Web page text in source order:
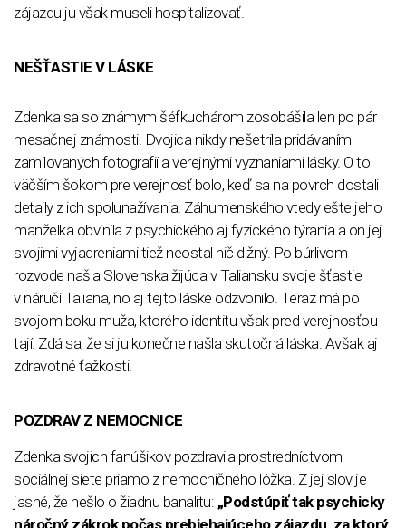
zájazdu ju však museli hospitalizovať.
NEŠŤASTIE V LÁSKE
Zdenka sa so známym šéfkuchárom zosobášila len po pár
mesačnej známosti. Dvojica nikdy nešetrila pridávaním
zamilovaných fotografií a verejnými vyznaniami lásky. O to
väčším šokom pre verejnosť bolo, keď sa na povrch dostali
detaily z ich spolunažívania. Záhumenského vtedy ešte jeho
manželka obvinila z psychického aj fyzického týrania a on jej
svojimi vyjadreniami tiež neostal nič dlžný. Po búrlivom
rozvode našla Slovenska žijúca v Taliansku svoje šťastie
v náručí Taliana, no aj tejto láske odzvonilo. Teraz má po
svojom boku muža, ktorého identitu však pred verejnosťou
tají. Zdá sa, že si ju konečne našla skutočná láska. Avšak aj
zdravotné ťažkosti.
POZDRAV Z NEMOCNICE
Zdenka svojich fanúšikov pozdravila prostredníctvom
sociálnej siete priamo z nemocničného lôžka. Z jej slov je
jasné, že nešlo o žiadnu banalitu: „Podstúpiť tak psychicky
náročný zákrok počas prebiehajúceho zájazdu, za ktorý